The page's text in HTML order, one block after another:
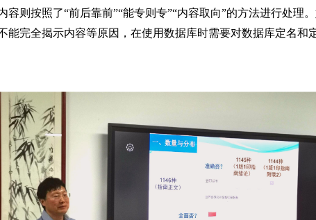
容则按照了“前后靠前”“能专则专”“内容取向”的方法进行处理
能完全揭示内容等原因，在使用数据库时需要对数据库定名和